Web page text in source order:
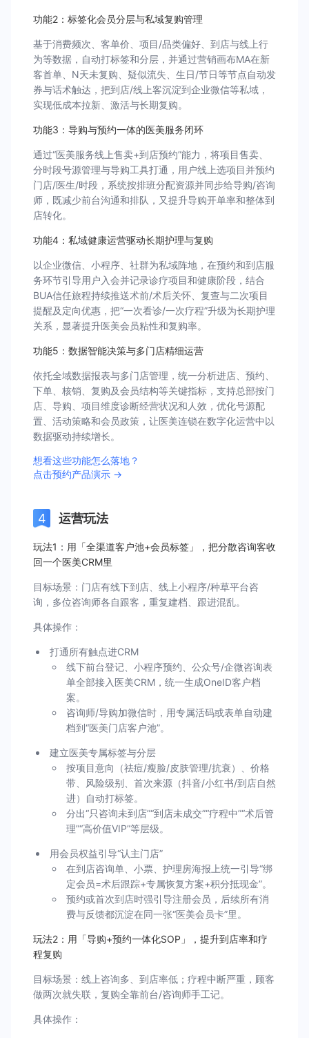
功能2：标签化会员分层与私域复购管理
基于消费频次、客单价、项目/品类偏好、到店与线上行
为等数据，自动打标签和分层，并通过营销画布MA在新
客首单、N天未复购、疑似流失、生日/节日等节点自动发
券与话术触达，把到店/线上客沉淀到企业微信等私域，
实现低成本拉新、激活与长期复购。
功能3：导购与预约一体的医美服务闭环
通过“医美服务线上售卖+到店预约”能力，将项目售卖、
分时段号源管理与导购工具打通，用户线上选项目并预约
门店/医生/时段，系统按排班分配资源并同步给导购/咨询
师，既减少前台沟通和排队，又提升导购开单率和整体到
店转化。
功能4：私域健康运营驱动长期护理与复购
以企业微信、小程序、社群为私域阵地，在预约和到店服
务环节引导用户入会并记录诊疗项目和健康阶段，结合
BUA信任旅程持续推送术前/术后关怀、复查与二次项目
提醒及定向优惠，把“一次看诊/一次疗程”升级为长期护理
关系，显著提升医美会员粘性和复购率。
功能5：数据智能决策与多门店精细运营
依托全域数据报表与多门店管理，统一分析进店、预约、
下单、核销、复购及会员结构等关键指标，支持总部按门
店、导购、项目维度诊断经营状况和人效，优化号源配
置、活动策略和会员政策，让医美连锁在数字化运营中以
数据驱动持续增长。
想看这些功能怎么落地？
点击预约产品演示 →
运营玩法
玩法1：用「全渠道客户池+会员标签」，把分散咨询客收
回一个医美CRM里
目标场景：门店有线下到店、线上小程序/种草平台咨
询，多位咨询师各自跟客，重复建档、跟进混乱。
具体操作：
打通所有触点进CRM
线下前台登记、小程序预约、公众号/企微咨询表
单全部接入医美CRM，统一生成OneID客户档
案。
咨询师/导购加微信时，用专属活码或表单自动建
档到“医美门店客户池”。
建立医美专属标签与分层
按项目意向（祛痘/瘦脸/皮肤管理/抗衰）、价格
带、风险级别、首次来源（抖音/小红书/到店自然
进）自动打标签。
分出“只咨询未到店”“到店未成交”“疗程中”“术后管
理”“高价值VIP”等层级。
用会员权益引导“认主门店”
在到店咨询单、小票、护理房海报上统一引导“绑
定会员=术后跟踪+专属恢复方案+积分抵现金”。
预约或首次到店时强引导注册会员，后续所有消
费与反馈都沉淀在同一张“医美会员卡”里。
玩法2：用「导购+预约一体化SOP」，提升到店率和疗
程复购
目标场景：线上咨询多、到店率低；疗程中断严重，顾客
做两次就失联，复购全靠前台/咨询师手工记。
具体操作：